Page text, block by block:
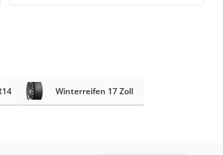
Winterreifen 17 Zoll